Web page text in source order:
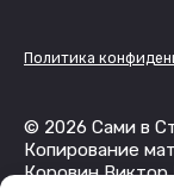
Политика
© 2026 Сами в
Копирование
Коровин